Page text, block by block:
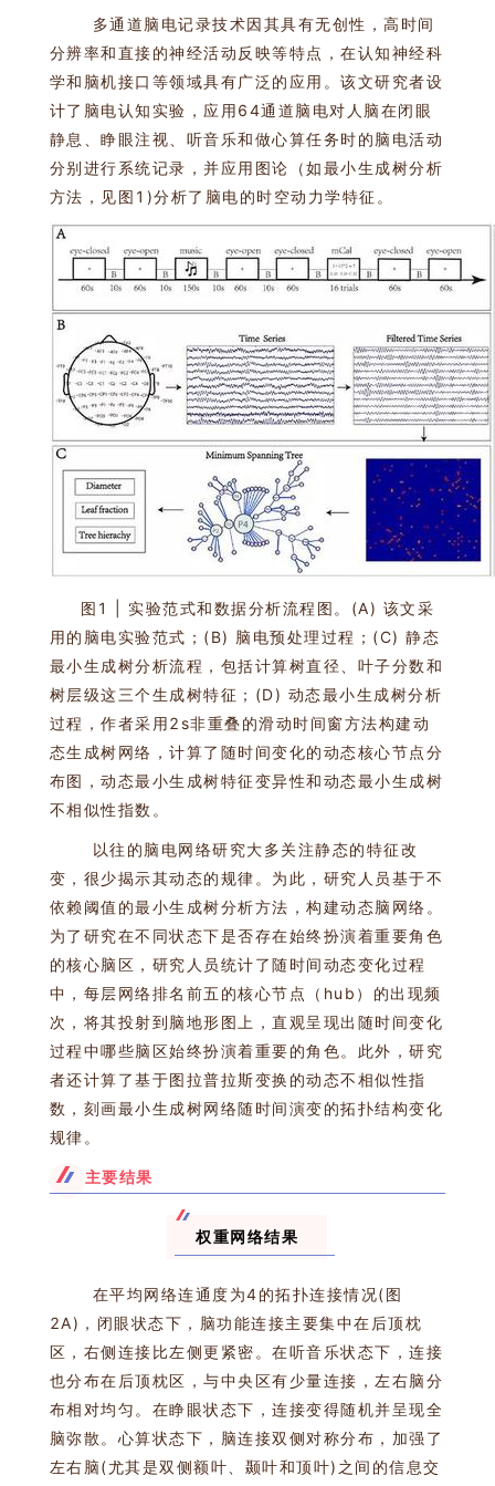
多通道脑电记录技术因其具有无创性，高时间
分辨率和直接的神经活动反映等特点，在认知神经科
学和脑机接口等领域具有广泛的应用。该文研究者设
计了脑电认知实验，应用64通道脑电对人脑在闭眼
静息、睁眼注视、听音乐和做心算任务时的脑电活动
分别进行系统记录，并应用图论（如最小生成树分析
方法，见图1)分析了脑电的时空动力学特征。
图1 | 实验范式和数据分析流程图。(A) 该文采
用的脑电实验范式；(B) 脑电预处理过程；(C) 静态
最小生成树分析流程，包括计算树直径、叶子分数和
树层级这三个生成树特征；(D) 动态最小生成树分析
过程，作者采用2s非重叠的滑动时间窗方法构建动
态生成树网络，计算了随时间变化的动态核心节点分
布图，动态最小生成树特征变异性和动态最小生成树
不相似性指数。
以往的脑电网络研究大多关注静态的特征改
变，很少揭示其动态的规律。为此，研究人员基于不
依赖阈值的最小生成树分析方法，构建动态脑网络。
为了研究在不同状态下是否存在始终扮演着重要角色
的核心脑区，研究人员统计了随时间动态变化过程
中，每层网络排名前五的核心节点（hub）的出现频
次，将其投射到脑地形图上，直观呈现出随时间变化
过程中哪些脑区始终扮演着重要的角色。此外，研究
者还计算了基于图拉普拉斯变换的动态不相似性指
数，刻画最小生成树网络随时间演变的拓扑结构变化
规律。
主要结果
权重网络结果
在平均网络连通度为4的拓扑连接情况(图
2A)，闭眼状态下，脑功能连接主要集中在后顶枕
区，右侧连接比左侧更紧密。在听音乐状态下，连接
也分布在后顶枕区，与中央区有少量连接，左右脑分
布相对均匀。在睁眼状态下，连接变得随机并呈现全
脑弥散。心算状态下，脑连接双侧对称分布，加强了
左右脑(尤其是双侧额叶、颞叶和顶叶)之间的信息交